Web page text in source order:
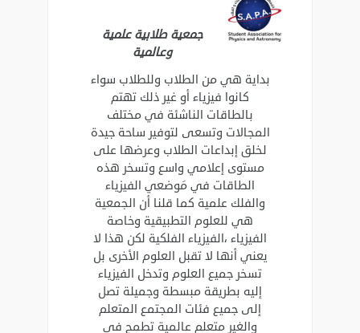
جمعية طلابية علمية
وعالمية
بداية هي من الطلاب وللطلاب سواء
كانوا فيزياء أو غير ذلك تهتم
بالطاقات الناشئة في مختلف
المجالات وتسعى لتوفير ساحة جيدة
لخلق إبداعات الطلاب وعرضها على
مستوى إعلامي واسع وتسخر هذه
الطاقات في مَوضعي الفيزياء
والفلك علمية كما قلنا أن الجمعية
هي للعلوم التطبيقية وخاصة
الفيزياء ،الفيزياء الفلكية لكن هذا لا
يعني أنها لا تقبل العلوم الأخرى بل
تسخر جميع العلوم وتدخل الفيزياء
إليه بطريقة مبسطة وجميلة تصل
إلى جميع فئات المجتمع المتعلم
والغير متعلم عالمية تطمح في